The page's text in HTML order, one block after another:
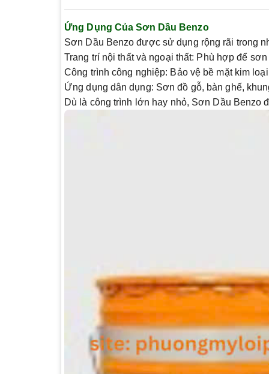
Ứng Dụng Của Sơn Dầu Benzo
Sơn Dầu Benzo được sử dụng rộng rãi trong
Trang trí nội thất và ngoại thất: Phù hợp để sơn
Công trình công nghiệp: Bảo vệ bề mặt kim
Ứng dụng dân dụng: Sơn đồ gỗ, bàn ghế,
Dù là công trình lớn hay nhỏ, Sơn Dầu Benzo